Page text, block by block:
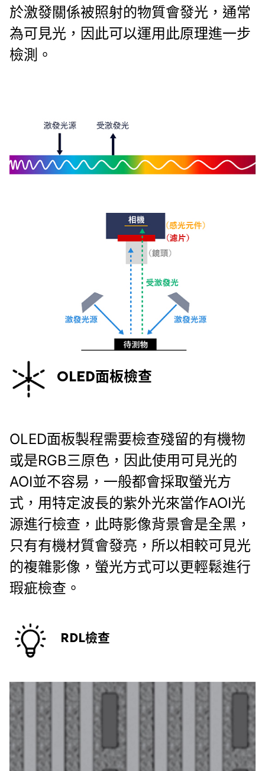
於激發關係被照射的物質會發光，通常
為可見光，因此可以運用此原理進一步
檢測。
OLED面板檢查
OLED面板製程需要檢查殘留的有機物
或是RGB三原色，因此使用可見光的
AOI並不容易，一般都會採取螢光方
式，用特定波長的紫外光來當作AOI光
源進行檢查，此時影像背景會是全黑，
只有有機材質會發亮，所以相較可見光
的複雜影像，螢光方式可以更輕鬆進行
瑕疵檢查。
RDL檢查